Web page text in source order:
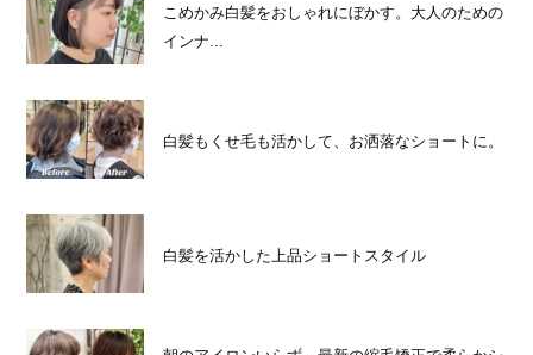
こめかみ白髪をおしゃれにぼかす。大人のための
インナ...
白髪もくせ毛も活かして、お洒落なショートに。
白髪を活かした上品ショートスタイル